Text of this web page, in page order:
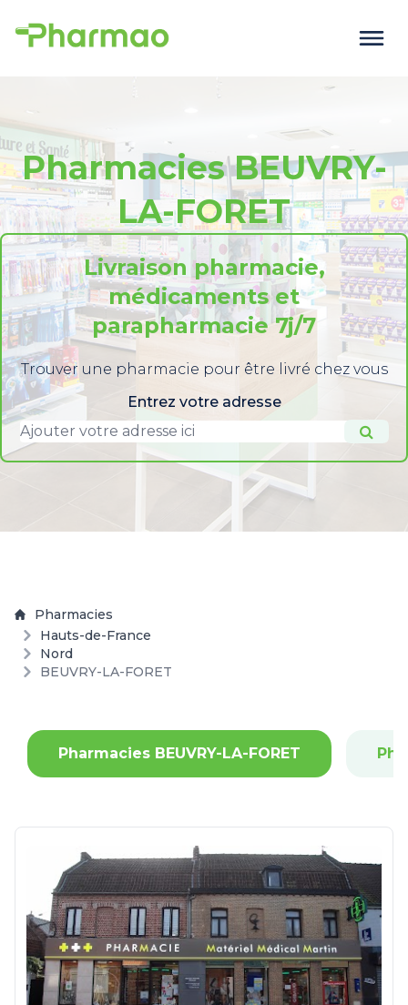
Pharmacies BEUVRY-
LA-FORET
Livraison pharmacie,
médicaments et
parapharmacie 7j/7
Trouver une pharmacie pour être livré chez vous
Entrez votre adresse
Pharmacies
Hauts-de-France
Nord
BEUVRY-LA-FORET
Pharmacies BEUVRY-LA-FORET